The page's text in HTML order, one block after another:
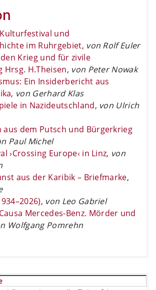
und
im Ruhrgebiet, von Rolf Euler
den Krieg und für zivile
Hrsg. H.Theisen, von Peter Nowak
Ein Insiderbericht aus
, von Gerhard Klas
in Nazideutschland, von Ulrich
aus dem Putsch und Bürgerkrieg
Paul Michel
›Crossing Europe‹ in Linz, von
aus der Karibik – Briefmarke,
, von Leo Gabriel
Mercedes-Benz. Mörder und
Wolfgang Pomrehn